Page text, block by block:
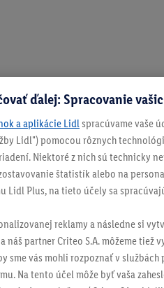
ďalej: Spracovanie
a aplikácie Lidl spracúvame vaše
Lidl") pomocou rôznych
Niektoré z nich sú technicky
štatistík alebo na
Lidl Plus, na tieto účely sa
reklamy a následne si
náš partner Criteo S.A. môžeme
sme vás mohli rozpoznať v
Na tento účel môže byť vaša